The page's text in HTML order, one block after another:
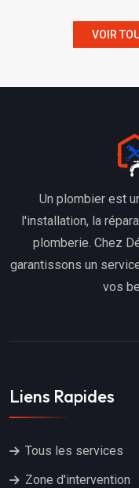
VOIR
Un plombier est
l'installation, la
plomberie. Chez
garantissons un
vos
Liens Rapides
Tous les services
Zone d'intervention